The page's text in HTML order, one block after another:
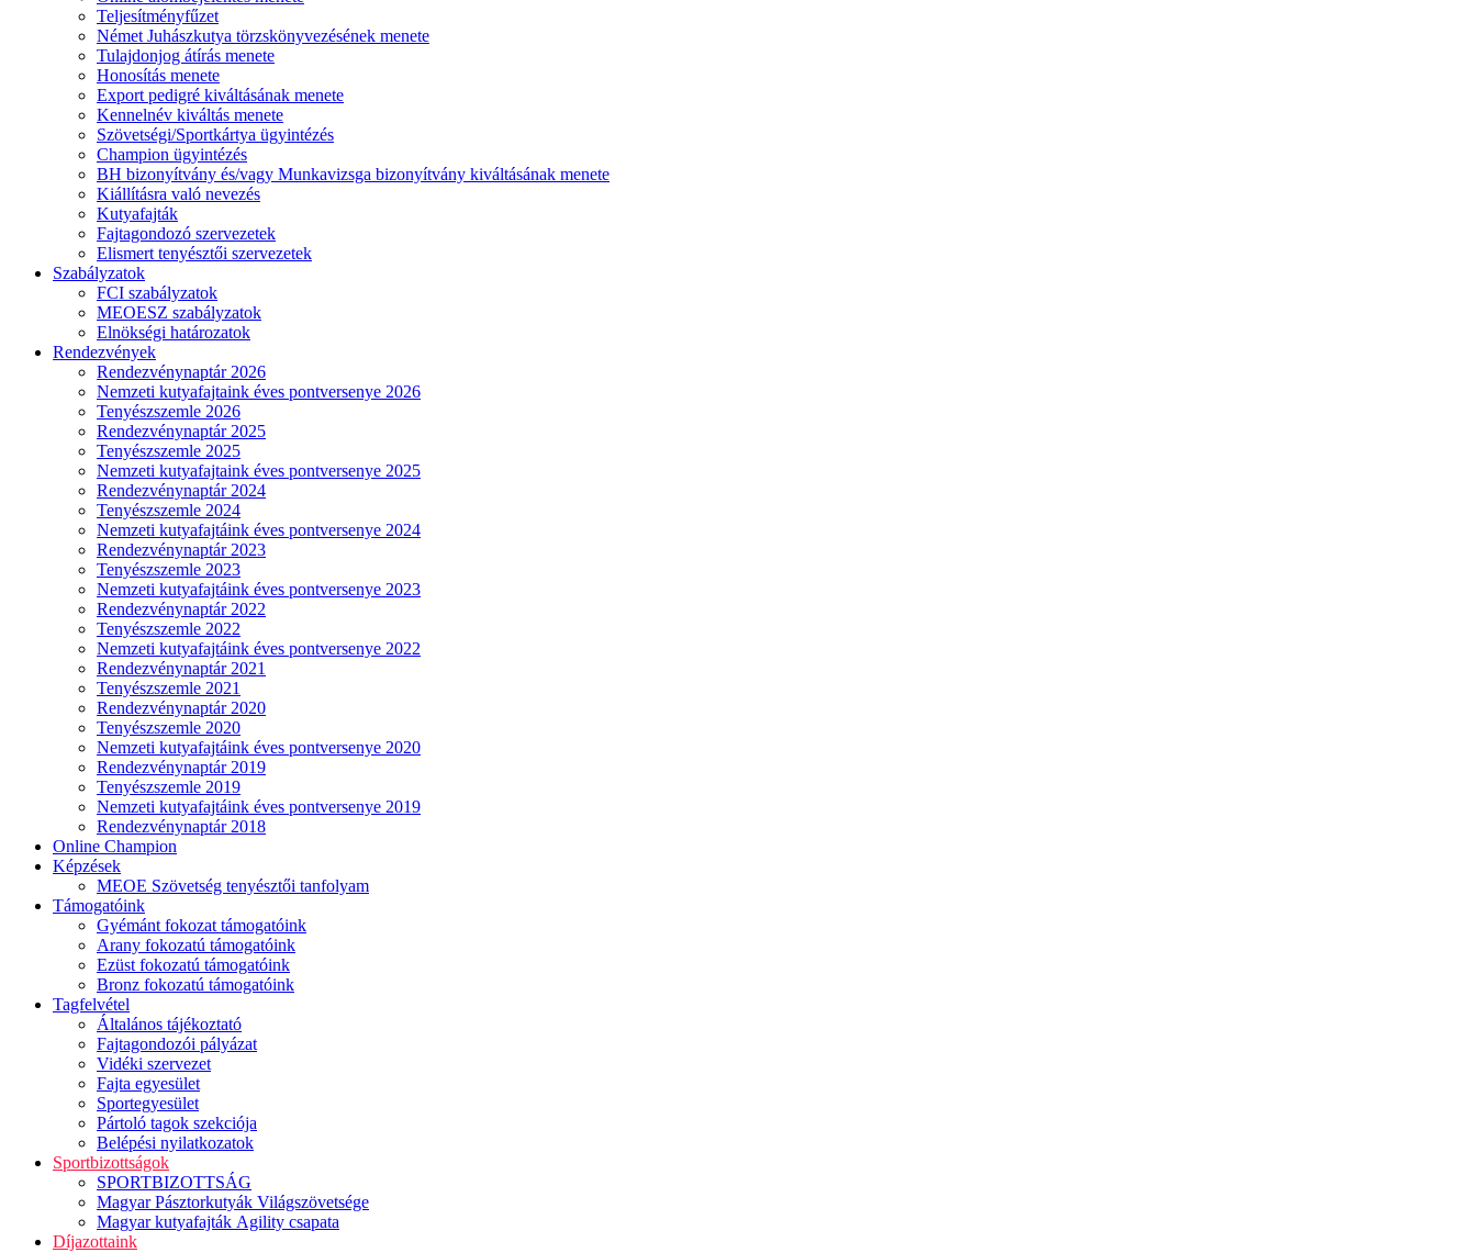
Teljesítményfűzet
Német Juhászkutya törzskönyvezésének menete
Tulajdonjog átírás menete
Honosítás menete
Export pedigré kiváltásának menete
Kennelnév kiváltás menete
Szövetségi/Sportkártya ügyintézés
Champion ügyintézés
BH bizonyítvány és/vagy Munkavizsga bizonyítvány kiváltásának menete
Kiállításra való nevezés
Kutyafajták
Fajtagondozó szervezetek
Elismert tenyésztői szervezetek
Szabályzatok
FCI szabályzatok
MEOESZ szabályzatok
Elnökségi határozatok
Rendezvények
Rendezvénynaptár 2026
Nemzeti kutyafajtaink éves pontversenye 2026
Tenyészszemle 2026
Rendezvénynaptár 2025
Tenyészszemle 2025
Nemzeti kutyafajtaink éves pontversenye 2025
Rendezvénynaptár 2024
Tenyészszemle 2024
Nemzeti kutyafajtáink éves pontversenye 2024
Rendezvénynaptár 2023
Tenyészszemle 2023
Nemzeti kutyafajtáink éves pontversenye 2023
Rendezvénynaptár 2022
Tenyészszemle 2022
Nemzeti kutyafajtáink éves pontversenye 2022
Rendezvénynaptár 2021
Tenyészszemle 2021
Rendezvénynaptár 2020
Tenyészszemle 2020
Nemzeti kutyafajtáink éves pontversenye 2020
Rendezvénynaptár 2019
Tenyészszemle 2019
Nemzeti kutyafajtáink éves pontversenye 2019
Rendezvénynaptár 2018
Online Champion
Képzések
MEOE Szövetség tenyésztői tanfolyam
Támogatóink
Gyémánt fokozat támogatóink
Arany fokozatú támogatóink
Ezüst fokozatú támogatóink
Bronz fokozatú támogatóink
Tagfelvétel
Általános tájékoztató
Fajtagondozói pályázat
Vidéki szervezet
Fajta egyesület
Sportegyesület
Pártoló tagok szekciója
Belépési nyilatkozatok
Sportbizottságok
SPORTBIZOTTSÁG
Magyar Pásztorkutyák Világszövetsége
Magyar kutyafajták Agility csapata
Díjazottaink